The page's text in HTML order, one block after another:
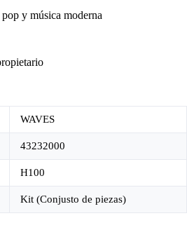
y música moderna
WAVES
43232000
H100
Kit (Conjusto de piezas)